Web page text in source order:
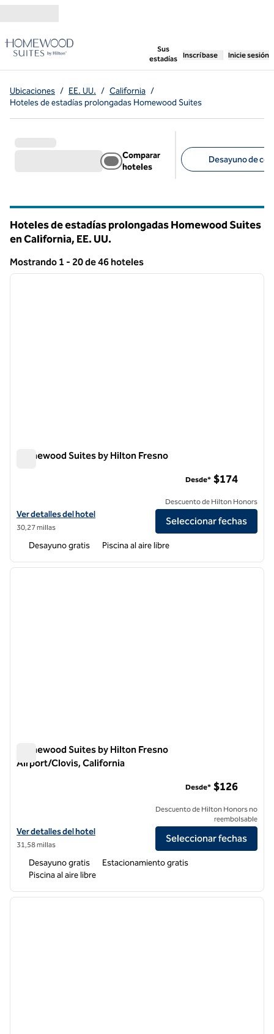
Sus
estadías
, abre una pestaña
Inscríbase Inicie sesión
Ubicaciones / EE. UU. / California /
Hoteles de estadías prolongadas Homewood Suites
Comparar
hoteles
Desayuno de
Hoteles de estadías prolongadas Homewood Suites
en California, EE. UU.
Mostrando 1 - 20 de 46 hoteles
Mostrando 46 hotel
1 de 12
Homewood Suites by Hilton Fresno
Ver detalles del hotel Homewood Suites by Hilton Fresno
Ver detalles del hotel
30,27 millas
Desde* $174
Descuento de Hilton Honors
Seleccionar fechas
Desayuno gratis Piscina al aire libre
1 de 12
Homewood Suites by Hilton Fresno
Airport/Clovis, California
Ver detalles del hotel Homewood Suites by Hilton Fresno Airport/
Ver detalles del hotel
31,58 millas
Desde* $126
Descuento de Hilton Honors no
reembolsable
Seleccionar fechas
Desayuno gratis
Estacionamiento gratis
Piscina al aire libre
1 de 12